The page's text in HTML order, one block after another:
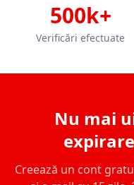
500k+
Verificări efectuate
Nu mai
Creează un cont